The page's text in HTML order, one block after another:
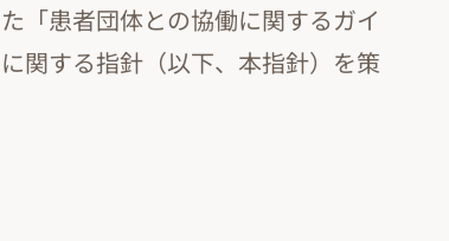
「患者団体との協働に関するガイ
関する指針（以下、本指針）を策